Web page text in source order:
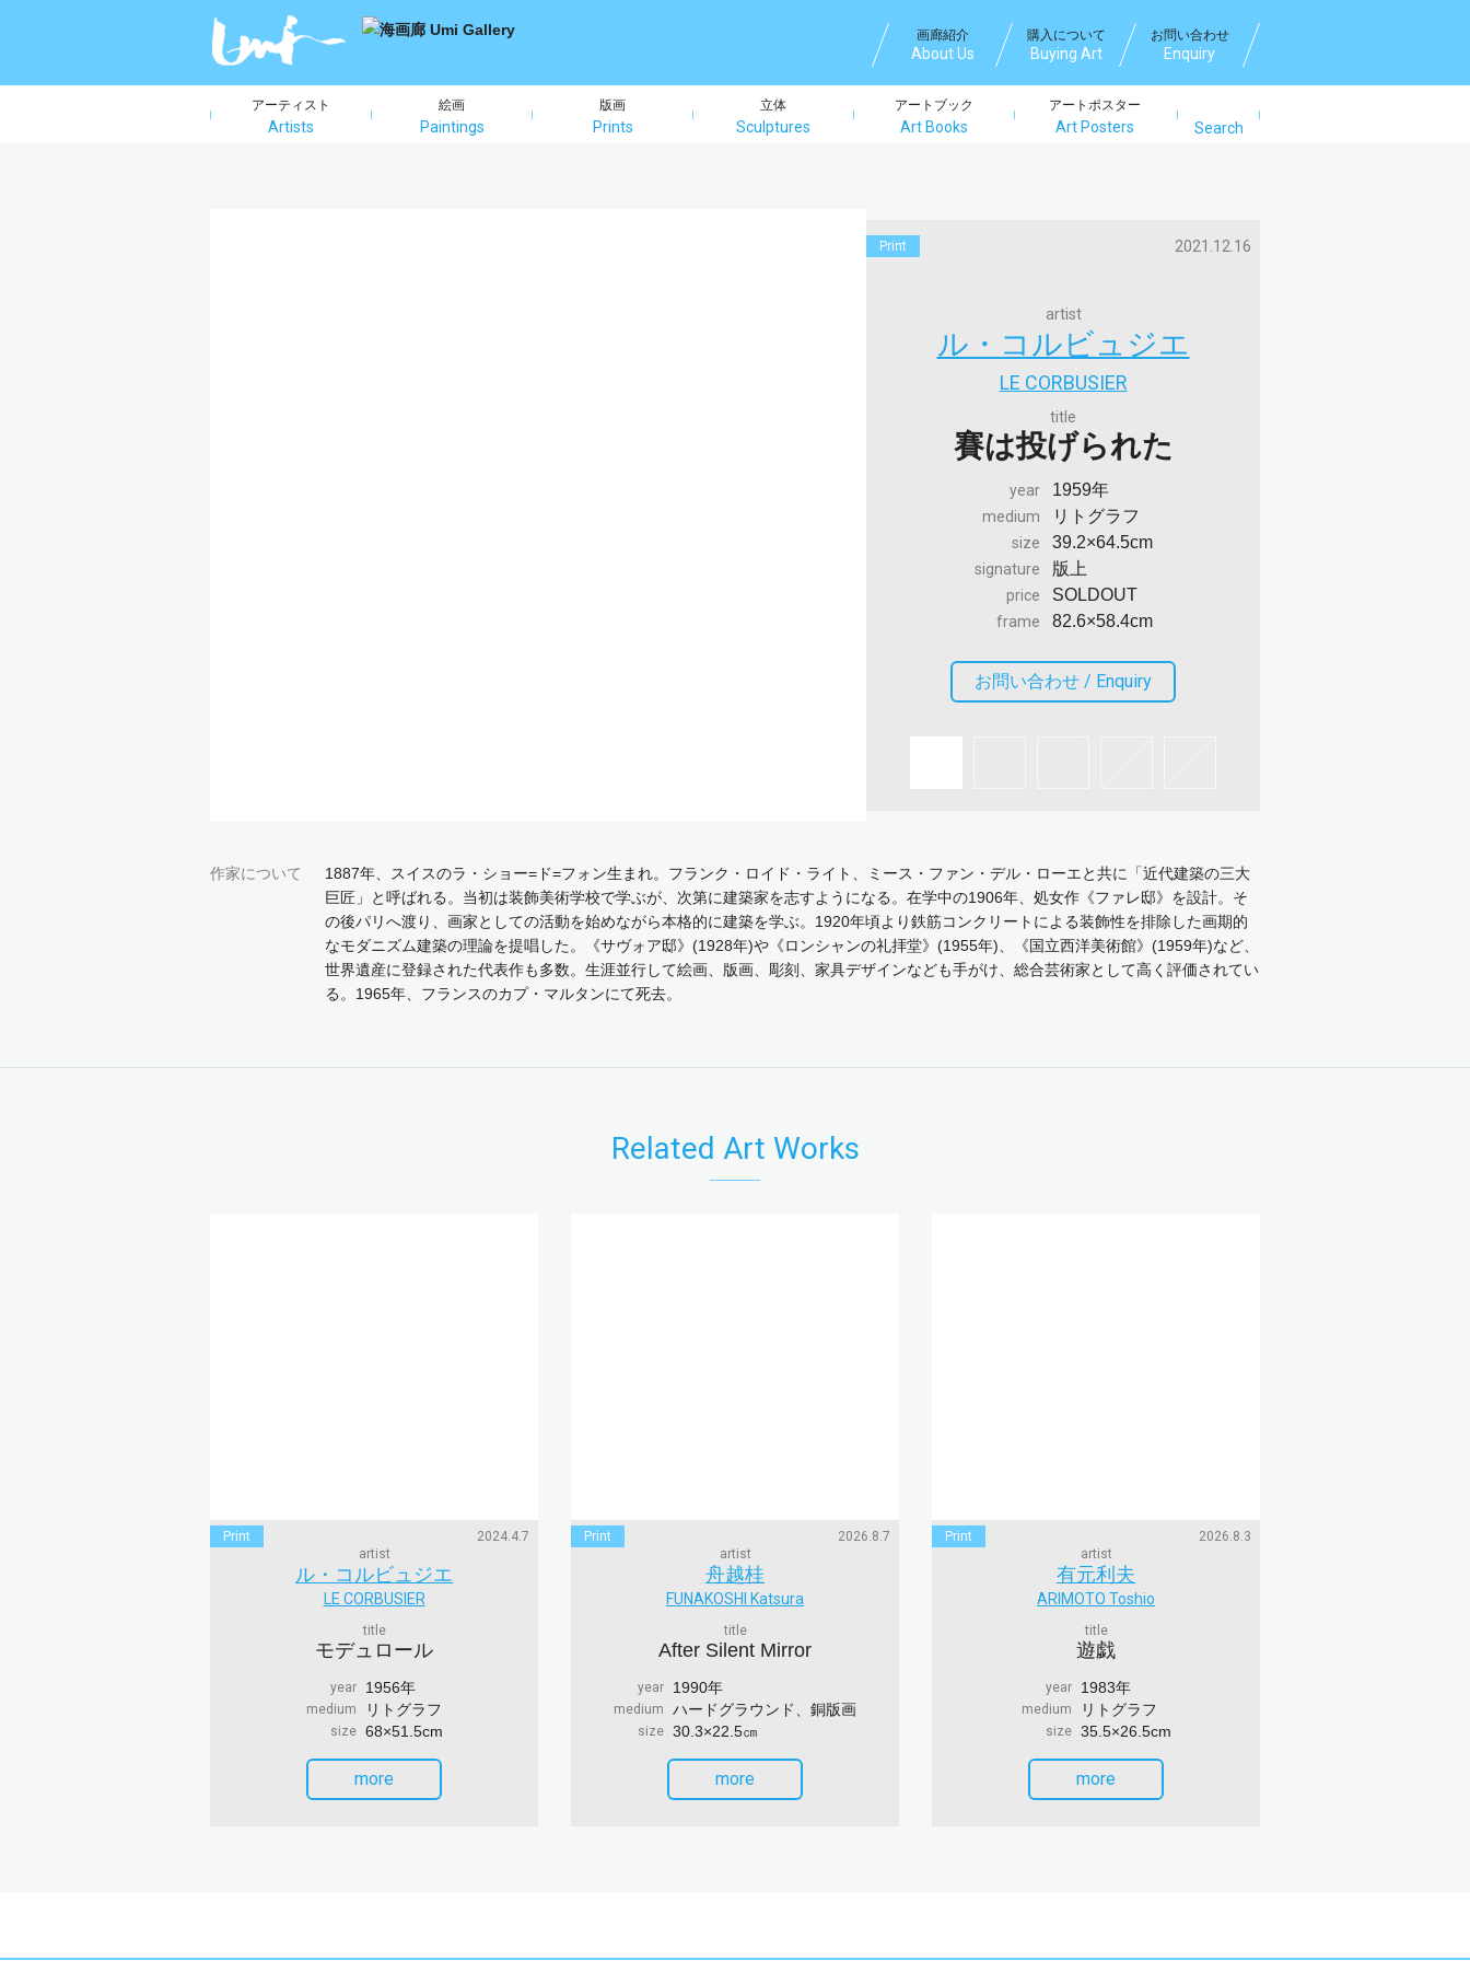
アーティスト
Artists
絵画
Paintings
版画
Prints
立体
Sculptures
アートブック
Art Books
アートポスター
Art Posters Search
画廊紹介
About Us
購入について
Buying Art
お問い合わせ
Enquiry
Print 2021.12.16
artist
ル・コルビュジエ
LE CORBUSIER
title
賽は投げられた
year 1959年
medium リトグラフ
size 39.2×64.5cm
signature 版上
price SOLDOUT
frame 82.6×58.4cm
お問い合わせ / Enquiry
作家について
1887年、スイスのラ・ショー=ド=フォン生まれ。フランク・ロイド・ライト、ミース・ファン・デル・ローエと共に「近代建築の三大
巨匠」と呼ばれる。当初は装飾美術学校で学ぶが、次第に建築家を志すようになる。在学中の1906年、処女作《ファレ邸》を設計。そ
の後パリへ渡り、画家としての活動を始めながら本格的に建築を学ぶ。1920年頃より鉄筋コンクリートによる装飾性を排除した画期的
なモダニズム建築の理論を提唱した。《サヴォア邸》(1928年)や《ロンシャンの礼拝堂》(1955年)、《国立西洋美術館》(1959年)など、
世界遺産に登録された代表作も多数。生涯並行して絵画、版画、彫刻、家具デザインなども手がけ、総合芸術家として高く評価されてい
る。1965年、フランスのカプ・マルタンにて死去。
Related Art Works
Print
2024.4.7
artist
ル・コルビュジエ
LE CORBUSIER
title
モデュロール
year 1956年
medium リトグラフ
size 68×51.5cm
more
Print
2026.8.7
artist
舟越桂
FUNAKOSHI Katsura
title
After Silent Mirror
year 1990年
medium ハードグラウンド、銅版画
size 30.3×22.5㎝
more
Print
2026.8.3
artist
有元利夫
ARIMOTO Toshio
title
遊戯
year 1983年
medium リトグラフ
size 35.5×26.5cm
more